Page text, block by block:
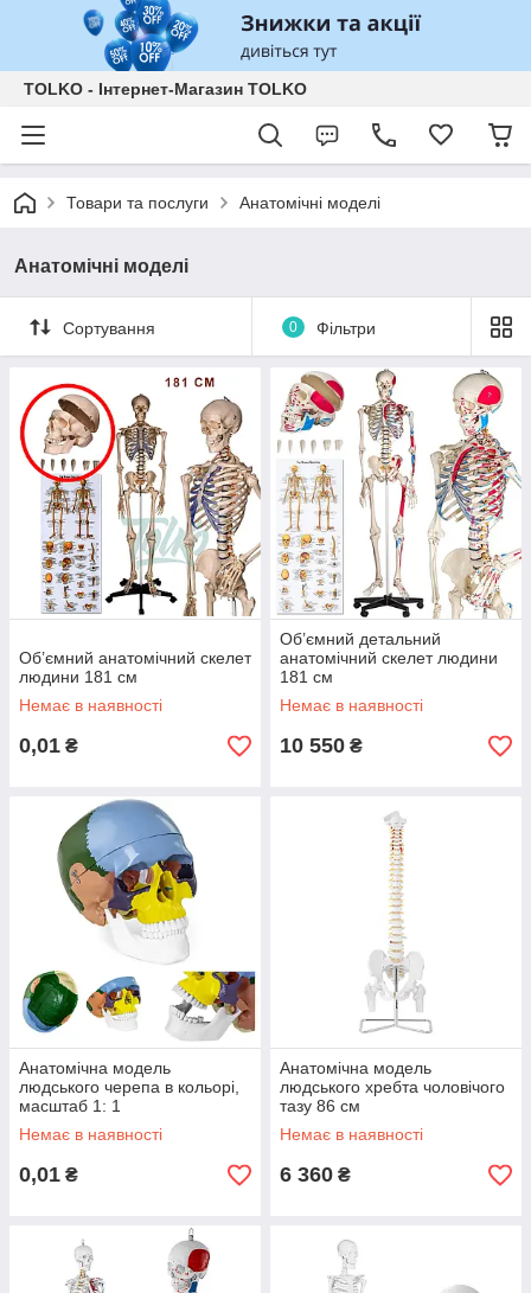
TOLKO - Інтернет-Магазин TOLKO
Товари та послуги Анатомічні моделі
Анатомічні моделі
Сортування 0 Фільтри
Об’ємний анатомічний скелет
людини 181 см
Немає в наявності
0,01 ₴
Об’ємний детальний
анатомічний скелет людини
181 см
Немає в наявності
10 550 ₴
Анатомічна модель
людського черепа в кольорі,
масштаб 1: 1
Немає в наявності
0,01 ₴
Анатомічна модель
людського хребта чоловічого
тазу 86 см
Немає в наявності
6 360 ₴